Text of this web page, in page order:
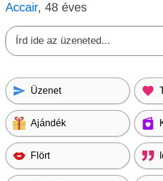
Accair, 48 éves
Üzenet
Ajándék
Flört